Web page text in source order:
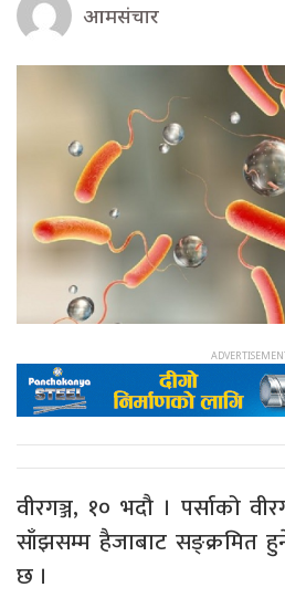
आमसंचार
वीरगञ्ज, १० भदौ । पर्साको
साँझसम्म हैजाबाट सङ्क्रमित
छ ।